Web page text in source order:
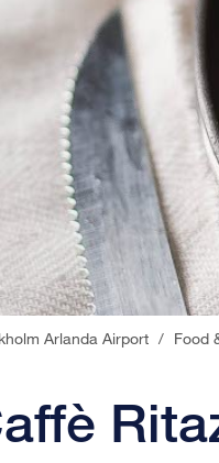
Arlanda Airport / Food